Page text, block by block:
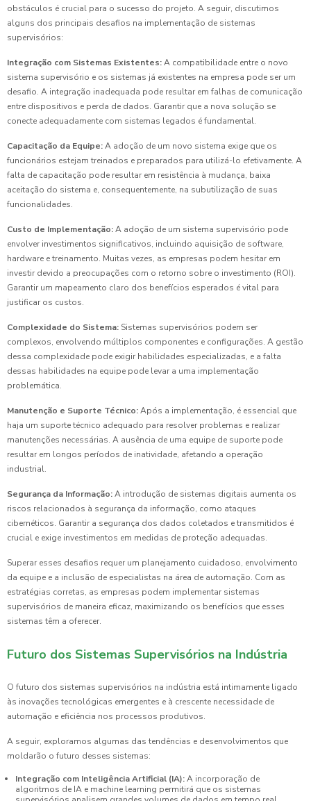
obstáculos é crucial para o sucesso do projeto. A seguir, discutimos
alguns dos principais desafios na implementação de sistemas
supervisórios:
Integração com Sistemas Existentes:A compatibilidade entre o novo
sistema supervisório e os sistemas já existentes na empresa pode ser um
desafio. A integração inadequada pode resultar em falhas de comunicação
entre dispositivos e perda de dados. Garantir que a nova solução se
conecte adequadamente com sistemas legados é fundamental.
Capacitação da Equipe:A adoção de um novo sistema exige que os
funcionários estejam treinados e preparados para utilizá-lo efetivamente. A
falta de capacitação pode resultar em resistência à mudança, baixa
aceitação do sistema e, consequentemente, na subutilização de suas
funcionalidades.
Custo de Implementação:A adoção de um sistema supervisório pode
envolver investimentos significativos, incluindo aquisição de software,
hardware e treinamento. Muitas vezes, as empresas podem hesitar em
investir devido a preocupações com o retorno sobre o investimento (ROI).
Garantir um mapeamento claro dos benefícios esperados é vital para
justificar os custos.
Complexidade do Sistema: Sistemas supervisórios podem ser
complexos, envolvendo múltiplos componentes e configurações. A gestão
dessa complexidade pode exigir habilidades especializadas, e a falta
dessas habilidades na equipe pode levar a uma implementação
problemática.
Manutenção e Suporte Técnico:Após a implementação, é essencial que
haja um suporte técnico adequado para resolver problemas e realizar
manutenções necessárias. A ausência de uma equipe de suporte pode
resultar em longos períodos de inatividade, afetando a operação
industrial.
Segurança da Informação:A introdução de sistemas digitais aumenta os
riscos relacionados à segurança da informação, como ataques
cibernéticos. Garantir a segurança dos dados coletados e transmitidos é
crucial e exige investimentos em medidas de proteção adequadas.
Superar esses desafios requer um planejamento cuidadoso, envolvimento
da equipe e a inclusão de especialistas na área de automação. Com as
estratégias corretas, as empresas podem implementar sistemas
supervisórios de maneira eficaz, maximizando os benefícios que esses
sistemas têm a oferecer.
Futuro dos Sistemas Supervisórios na Indústria
O futuro dos sistemas supervisórios na indústria está intimamente ligado
às inovações tecnológicas emergentes e à crescente necessidade de
automação e eficiência nos processos produtivos.
A seguir, exploramos algumas das tendências e desenvolvimentos que
moldarão o futuro desses sistemas:
Integração com Inteligência Artificial (IA):A incorporação de
algoritmos de IA e machine learning permitirá que os sistemas